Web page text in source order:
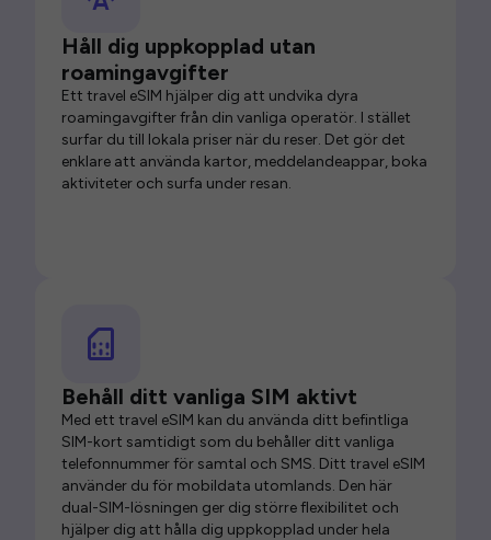
Håll dig uppkopplad utan
roamingavgifter
Ett travel eSIM hjälper dig att undvika dyra
roamingavgifter från din vanliga operatör. I stället
surfar du till lokala priser när du reser. Det gör det
enklare att använda kartor, meddelandeappar, boka
aktiviteter och surfa under resan.
Behåll ditt vanliga SIM aktivt
Med ett travel eSIM kan du använda ditt befintliga
SIM-kort samtidigt som du behåller ditt vanliga
telefonnummer för samtal och SMS. Ditt travel eSIM
använder du för mobildata utomlands. Den här
dual-SIM-lösningen ger dig större flexibilitet och
hjälper dig att hålla dig uppkopplad under hela